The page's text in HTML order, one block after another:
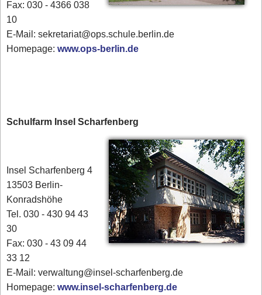
Fax: 030 - 4366 038
10
E-Mail: sekretariat@ops.schule.berlin.de
Homepage:www.ops-berlin.de
Schulfarm Insel Scharfenberg
Insel Scharfenberg 4
13503 Berlin-
Konradshöhe
Tel. 030 - 430 94 43
30
Fax: 030 - 43 09 44
33 12
E-Mail: verwaltung@insel-scharfenberg.de
Homepage:www.insel-scharfenberg.de